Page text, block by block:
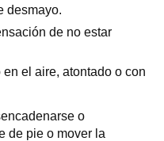
desmayo.
de no estar
el aire, atontado o con
o
de pie o mover la